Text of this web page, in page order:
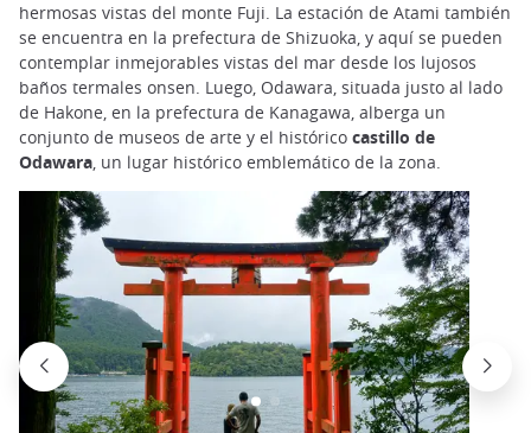
hermosas vistas del monte Fuji. La estación de Atami también
se encuentra en la prefectura de Shizuoka, y aquí se pueden
contemplar inmejorables vistas del mar desde los lujosos
baños termales onsen. Luego, Odawara, situada justo al lado
de Hakone, en la prefectura de Kanagawa, alberga un
conjunto de museos de arte y el histórico castillo de
Odawara, un lugar histórico emblemático de la zona.